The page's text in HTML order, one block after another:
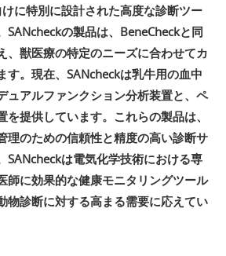
に特別に設計された高度な診断ツー
SANcheckの製品は、BeneCheckと同
、獣医療の特定のニーズに合わせてカ
す。現在、SANcheckは乳牛用の血中
ュアルファンクション分析装置と、ペ
を提供しています。これらの製品は、
理のための信頼性と精度の高い診断サ
SANcheckは電気化学技術における専
師に効果的な健康モニタリングツール
物診断に対する高まる需要に応えてい